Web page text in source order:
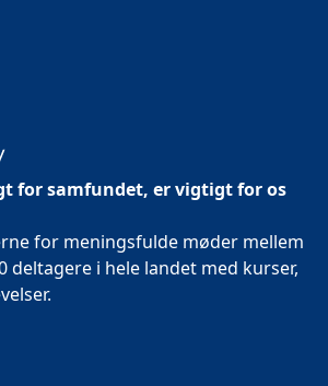
for samfundet, er vigtigt for os
for meningsfulde møder mellem
deltagere i hele landet med kurser,